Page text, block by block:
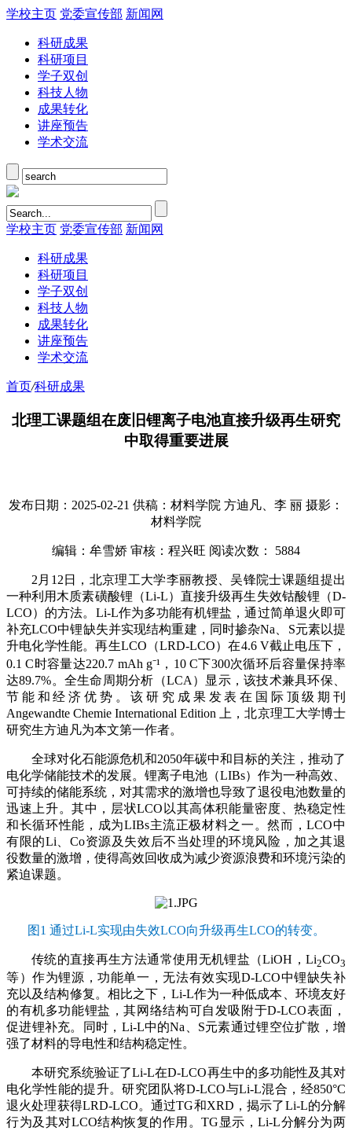
学校主页 党委宣传部 新闻网
科研成果
科研项目
学子双创
科技人物
成果转化
讲座预告
学术交流
学校主页 党委宣传部 新闻网
科研成果
科研项目
学子双创
科技人物
成果转化
讲座预告
学术交流
首页/科研成果
北理工课题组在废旧锂离子电池直接升级再生研究
中取得重要进展
发布日期：2025-02-21 供稿：材料学院 方迪凡、李 丽 摄影：
材料学院
编辑：牟雪娇 审核：程兴旺 阅读次数： 5884
2月12日，北京理工大学李丽教授、吴锋院士课题组提出
一种利用木质素磺酸锂（Li-L）直接升级再生失效钴酸锂（D-
LCO）的方法。Li-L作为多功能有机锂盐，通过简单退火即可
补充LCO中锂缺失并实现结构重建，同时掺杂Na、S元素以提
升电化学性能。再生LCO（LRD-LCO）在4.6 V截止电压下，
0.1 C时容量达220.7 mAh g⁻¹，10 C下300次循环后容量保持率
达89.7%。全生命周期分析（LCA）显示，该技术兼具环保、
节能和经济优势。该研究成果发表在国际顶级期刊
Angewandte Chemie International Edition 上，北京理工大学博士
研究生方迪凡为本文第一作者。
全球对化石能源危机和2050年碳中和目标的关注，推动了
电化学储能技术的发展。锂离子电池（LIBs）作为一种高效、
可持续的储能系统，对其需求的激增也导致了退役电池数量的
迅速上升。其中，层状LCO以其高体积能量密度、热稳定性
和长循环性能，成为LIBs主流正极材料之一。然而，LCO中
有限的Li、Co资源及失效后不当处理的环境风险，加之其退
役数量的激增，使得高效回收成为减少资源浪费和环境污染的
紧迫课题。
图1 通过Li-L实现由失效LCO向升级再生LCO的转变。
传统的直接再生方法通常使用无机锂盐（LiOH，Li2CO3
等）作为锂源，功能单一，无法有效实现D-LCO中锂缺失补
充以及结构修复。相比之下，Li-L作为一种低成本、环境友好
的有机多功能锂盐，其网络结构可自发吸附于D-LCO表面，
促进锂补充。同时，Li-L中的Na、S元素通过锂空位扩散，增
强了材料的导电性和结构稳定性。
本研究系统验证了Li-L在D-LCO再生中的多功能性及其对
电化学性能的提升。研究团队将D-LCO与Li-L混合，经850°C
退火处理获得LRD-LCO。通过TG和XRD，揭示了Li-L的分解
行为及其对LCO结构恢复的作用。TG显示，Li-L分解分为两